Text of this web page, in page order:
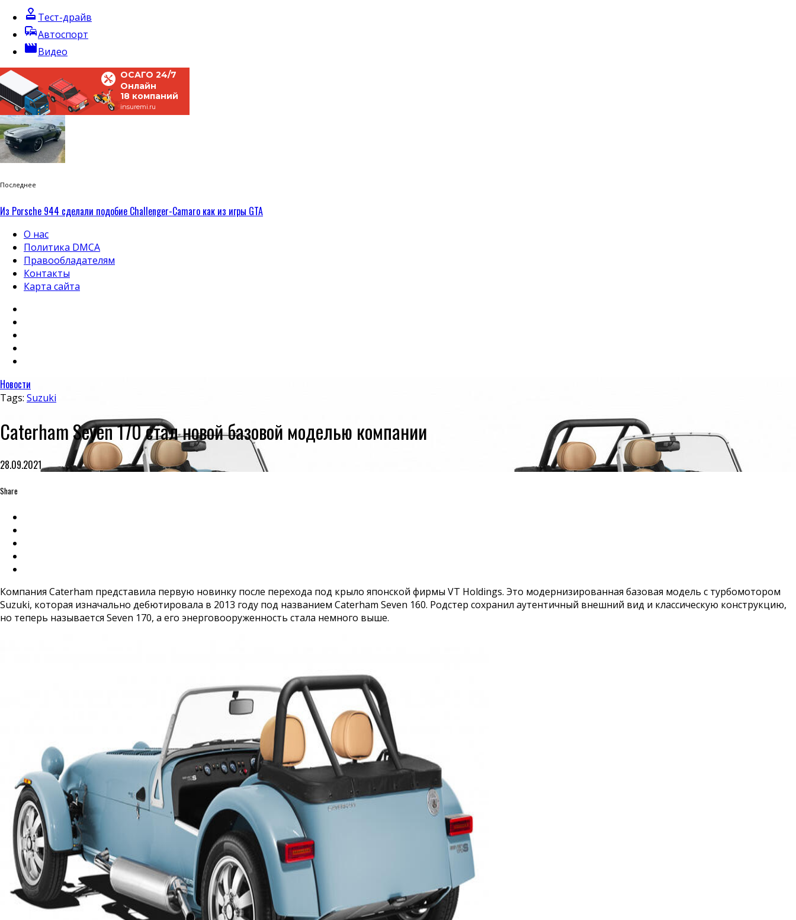
approval Тест-драйв
commuteАвтоспорт
movieВидео
ОСАГО 24/7
Онлайн
18 компаний
insuremi.ru
Последнее
Из Porsche 944 сделали подобие Challenger-Camaro как из игры GTA
О нас
Политика DMCA
Правообладателям
Контакты
Карта сайта
Новости
Tags: Suzuki
Caterham Seven 170 стал новой базовой моделью компании
28.09.2021
Share
Компания Caterham представила первую новинку после перехода под крыло японской фирмы VT Holdings. Это модернизированная базовая модель с турбомотором
Suzuki, которая изначально дебютировала в 2013 году под названием Caterham Seven 160. Родстер сохранил аутентичный внешний вид и классическую конструкцию,
но теперь называется Seven 170, а его энерговооруженность стала немного выше.